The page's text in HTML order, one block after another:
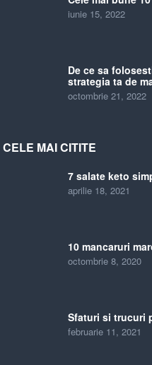
iunie 15, 2022
De ce sa
strategia ta de
octombrie 21, 2022
CELE MAI CITITE
7 salate keto
aprilie 18, 2021
10 mancaruri
octombrie 8, 2020
Sfaturi si trucuri
februarie 11, 2021